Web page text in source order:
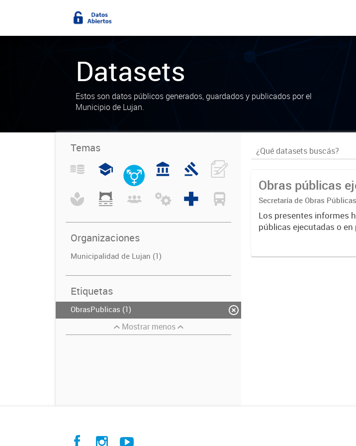
Datasets
Estos son datos públicos generados, guardados y publicados por el
Municipio de Lujan.
Temas
Organizaciones
Municipalidad de Lujan (1)
Etiquetas
ObrasPublicas (1)
Mostrar menos
Obras públicas
Secretaría de Obras Públicas
Los presentes informes
públicas ejecutadas o